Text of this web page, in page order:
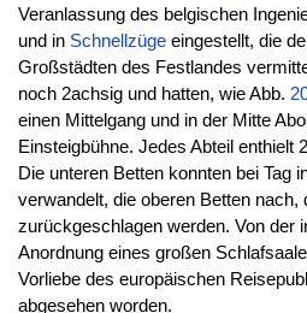
Veranlassung des belgischen
und in Schnellzügeeingestellt, die
Großstädten des Festlandes
noch 2achsig und hatten, wie Abb.
einen Mittelgang und in der Mitte
Einsteigbühne. Jedes Abteil enthielt
Die unteren Betten konnten bei Tag
verwandelt, die oberen Betten nach,
zurückgeschlagen werden. Von der
Anordnung eines großen
Vorliebe des europäischen
abgesehen worden.